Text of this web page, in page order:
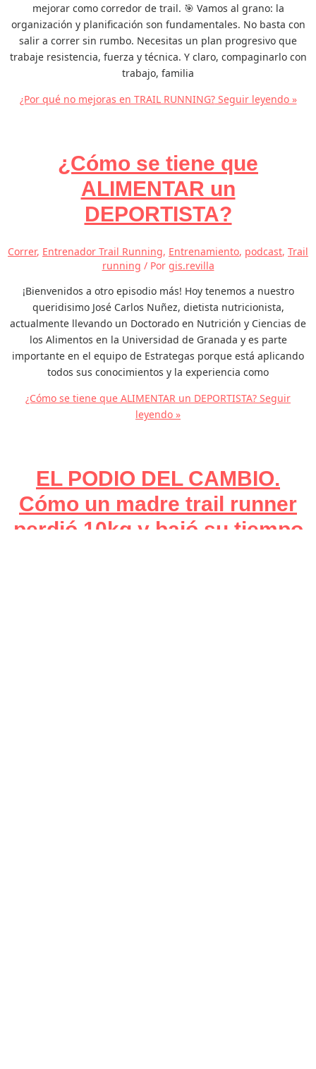
mejorar como corredor de trail. 🎯 Vamos al grano: la
organización y planificación son fundamentales. No basta con
salir a correr sin rumbo. Necesitas un plan progresivo que
trabaje resistencia, fuerza y técnica. Y claro, compaginarlo con
trabajo, familia
¿Por qué no mejoras en TRAIL RUNNING?Seguir leyendo »
¿Cómo se tiene que
ALIMENTAR un
DEPORTISTA?
Correr, Entrenador Trail Running, Entrenamiento, podcast, Trail
running / Por gis.revilla
¡Bienvenidos a otro episodio más! Hoy tenemos a nuestro
queridisimo José Carlos Nuñez, dietista nutricionista,
actualmente llevando un Doctorado en Nutrición y Ciencias de
los Alimentos en la Universidad de Granada y es parte
importante en el equipo de Estrategas porque está aplicando
todos sus conocimientos y la experiencia como
¿Cómo se tiene que ALIMENTAR un DEPORTISTA? Seguir
leyendo »
EL PODIO DEL CAMBIO.
Cómo un madre trail runner
perdió 10kg y bajó su tiempo